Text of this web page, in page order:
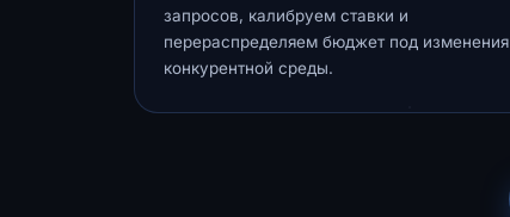
запросов, калибруем ставки и
перераспределяем бюджет под изменения
конкурентной среды.